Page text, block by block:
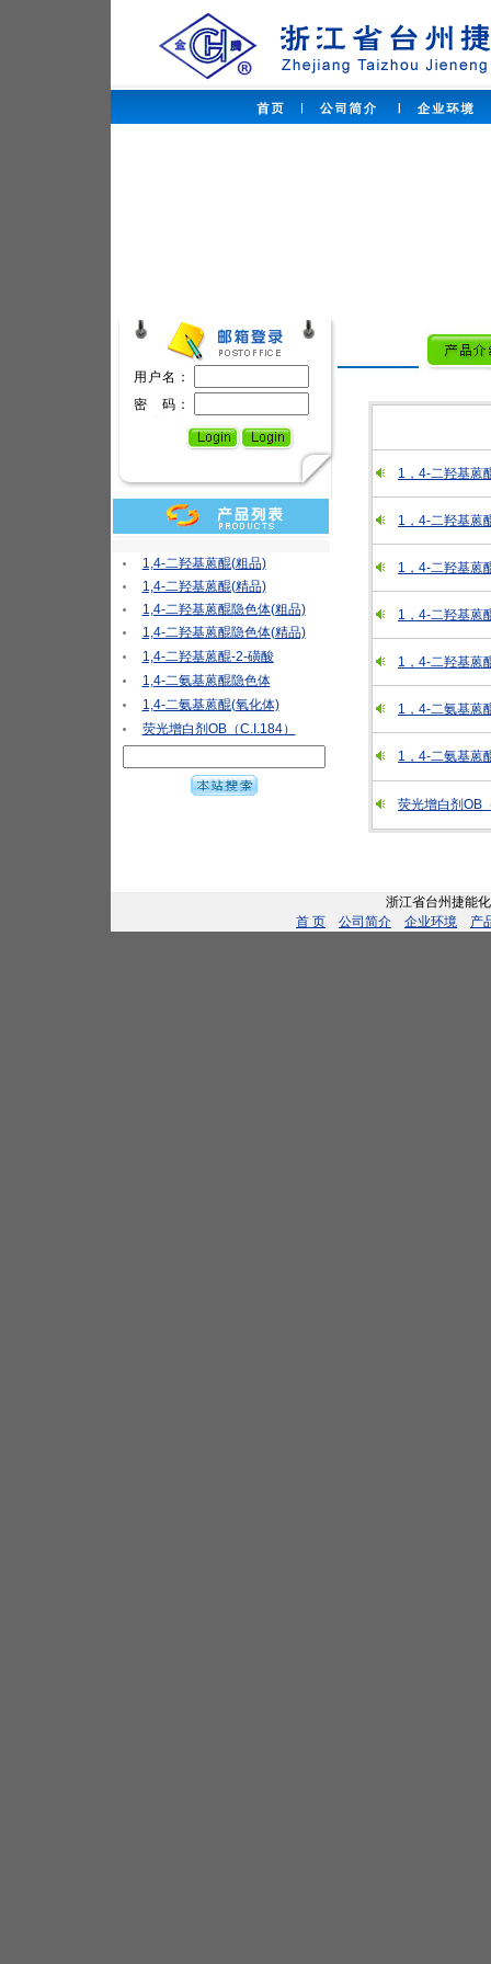
用户名：
密 码：
1,4-二羟基蒽醌(粗品)
1,4-二羟基蒽醌(精品)
1,4-二羟基蒽醌隐色体(粗品)
1,4-二羟基蒽醌隐色体(精品)
1,4-二羟基蒽醌-2-磺酸
1,4-二氨基蒽醌隐色体
1,4-二氨基蒽醌(氧化体)
荧光增白剂OB（C.I.184）
1，4-二羟基蒽
1，4-二羟基蒽
1，4-二羟基蒽
1，4-二羟基蒽
1，4-二羟基蒽
1，4-二氨基蒽
1，4-二氨基蒽
荧光增白剂OB
浙江省台州捷能
首 页
公司简介 企业环境 产